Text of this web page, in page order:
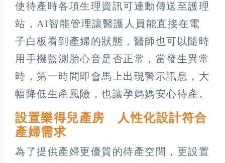
使待產時各項生理資訊可連動傳送至護理
站，AI智能管理讓醫護人員能直接在電
子白板看到產婦的狀態，醫師也可以隨時
用手機監測胎心音是否正常，當發生異常
時，第一時間即會馬上出現警示訊息，大
幅降低生產風險，也讓孕媽媽安心待產。
設置樂得兒產房 人性化設計符合
產婦需求
為了提供產婦更優質的待產空間，更設置